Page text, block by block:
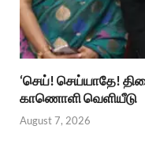
‘செய்! செய்யாதே!
காணொளி வெளியீடு
August 7, 2026